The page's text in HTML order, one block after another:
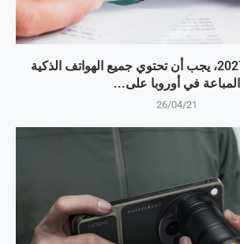
اعتبارًا من عام 2027، يجب أن تحتوي جميع الهواتف الذكية
المباعة في أوروبا على...
26/04/21